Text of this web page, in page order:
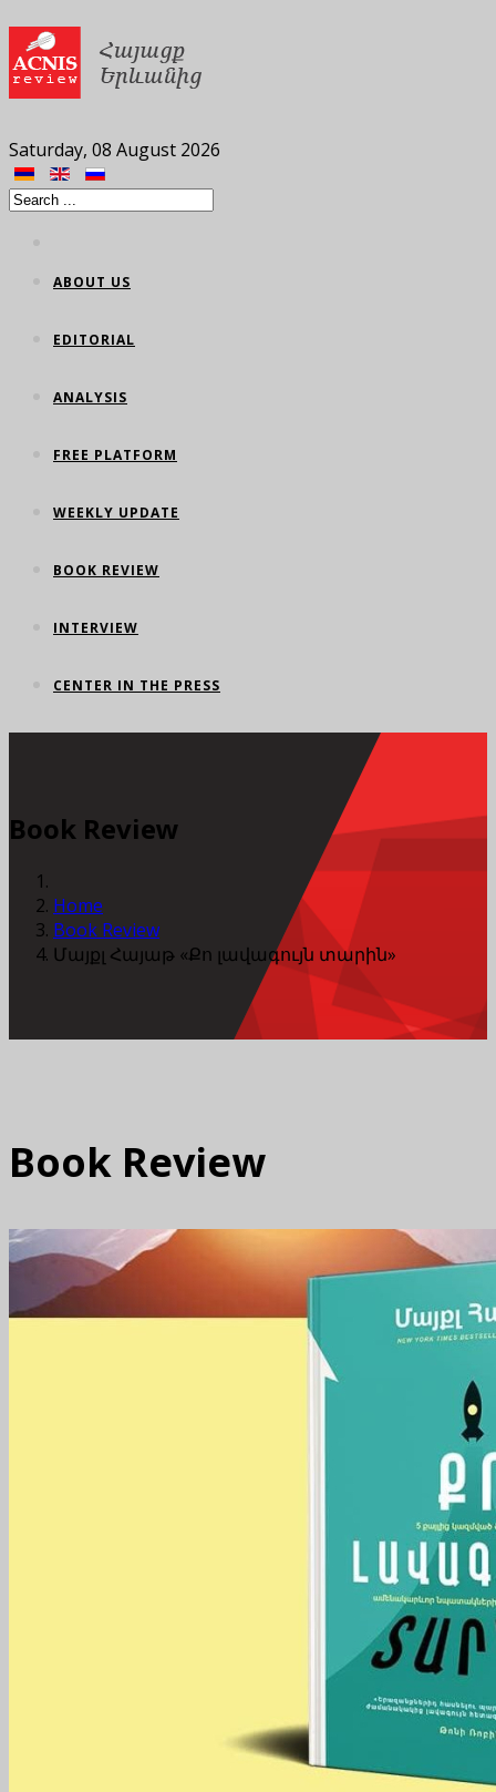
Saturday, 08 August 2026
ABOUT US
EDITORIAL
ANALYSIS
FREE PLATFORM
WEEKLY UPDATE
BOOK REVIEW
INTERVIEW
CENTER IN THE PRESS
Book Review
Home
Book Review
Մայքլ Հայաթ «Քո լավագույն տարին»
Book Review